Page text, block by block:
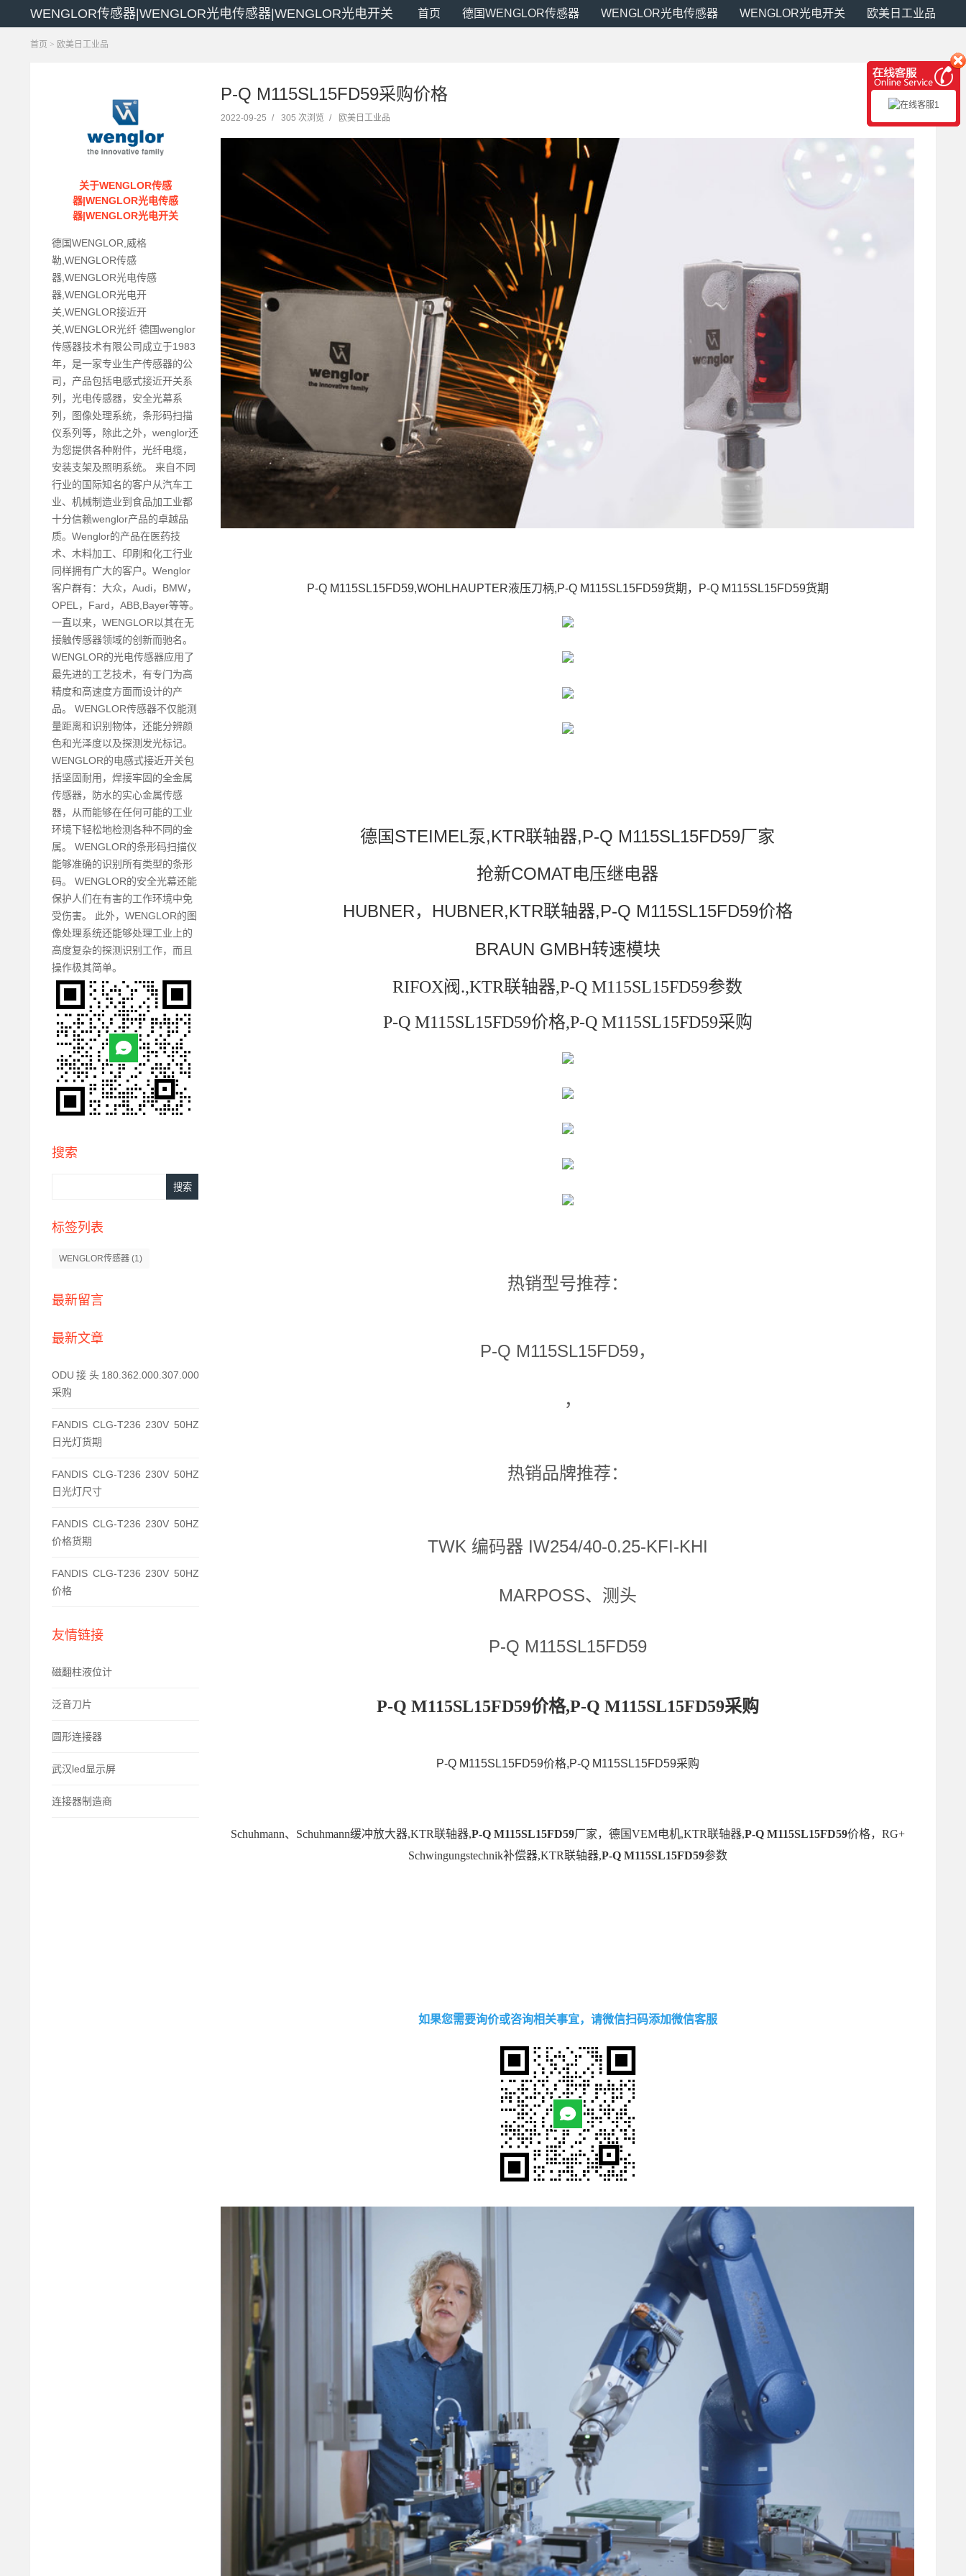
WENGLOR传感器|WENGLOR光电传感器|WENGLOR光电开关 首页 德国WENGLOR传感器 WENGLOR光电传感器 WENGLOR光电开关 欧美日工业品
首页 > 欧美日工业品
关于WENGLOR传感
器|WENGLOR光电传感
器|WENGLOR光电开关
德国WENGLOR,威格
勒,WENGLOR传感
器,WENGLOR光电传感
器,WENGLOR光电开
关,WENGLOR接近开
关,WENGLOR光纤 德国wenglor
传感器技术有限公司成立于1983
年，是一家专业生产传感器的公
司，产品包括电感式接近开关系
列，光电传感器，安全光幕系
列，图像处理系统，条形码扫描
仪系列等，除此之外，wenglor还
为您提供各种附件，光纤电缆，
安装支架及照明系统。 来自不同
行业的国际知名的客户从汽车工
业、机械制造业到食品加工业都
十分信赖wenglor产品的卓越品
质。Wenglor的产品在医药技
术、木料加工、印刷和化工行业
同样拥有广大的客户。Wenglor
客户群有：大众，Audi，BMW，
OPEL，Fard，ABB,Bayer等等。
一直以来，WENGLOR以其在无
接触传感器领域的创新而驰名。
WENGLOR的光电传感器应用了
最先进的工艺技术，有专门为高
精度和高速度方面而设计的产
品。 WENGLOR传感器不仅能测
量距离和识别物体，还能分辨颜
色和光泽度以及探测发光标记。
WENGLOR的电感式接近开关包
括坚固耐用，焊接牢固的全金属
传感器，防水的实心金属传感
器，从而能够在任何可能的工业
环境下轻松地检测各种不同的金
属。 WENGLOR的条形码扫描仪
能够准确的识别所有类型的条形
码。 WENGLOR的安全光幕还能
保护人们在有害的工作环境中免
受伤害。 此外，WENGLOR的图
像处理系统还能够处理工业上的
高度复杂的探测识别工作，而且
操作极其简单。
搜索
标签列表
WENGLOR传感器 (1)
最新留言
最新文章
ODU接头180.362.000.307.000
采购
FANDIS CLG-T236 230V 50HZ
日光灯货期
FANDIS CLG-T236 230V 50HZ
日光灯尺寸
FANDIS CLG-T236 230V 50HZ
价格货期
FANDIS CLG-T236 230V 50HZ
价格
友情链接
磁翻柱液位计
泛音刀片
圆形连接器
武汉led显示屏
连接器制造商
P-Q M115SL15FD59采购价格
2022-09-25 / 305 次浏览 / 欧美日工业品
P-Q M115SL15FD59,WOHLHAUPTER液压刀柄,P-Q M115SL15FD59货期，P-Q M115SL15FD59货期
德国STEIMEL泵,KTR联轴器,P-Q M115SL15FD59厂家
抢新COMAT电压继电器
HUBNER，HUBNER,KTR联轴器,P-Q M115SL15FD59价格
BRAUN GMBH转速模块
RIFOX阀.,KTR联轴器,P-Q M115SL15FD59参数
P-Q M115SL15FD59价格,P-Q M115SL15FD59采购
热销型号推荐：
P-Q M115SL15FD59，
，
热销品牌推荐：
TWK 编码器 IW254/40-0.25-KFI-KHI
MARPOSS、测头
P-Q M115SL15FD59
P-Q M115SL15FD59价格,P-Q M115SL15FD59采购
P-Q M115SL15FD59价格,P-Q M115SL15FD59采购
Schuhmann、Schuhmann缓冲放大器,KTR联轴器,P-Q M115SL15FD59厂家，德国VEM电机,KTR联轴器,P-Q M115SL15FD59价格，RG+
Schwingungstechnik补偿器,KTR联轴器,P-Q M115SL15FD59参数
如果您需要询价或咨询相关事宜，请微信扫码添加微信客服